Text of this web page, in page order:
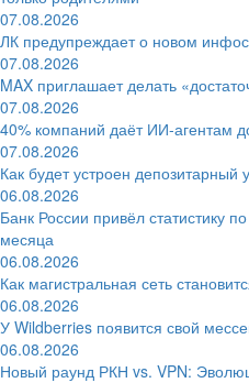
07.08.2026
ЛК предупреждает о новом
07.08.2026
MAX приглашает делать
07.08.2026
40% компаний даёт ИИ‑агентам
07.08.2026
Как будет устроен депозитарный
06.08.2026
Банк России привёл статистику
месяца
06.08.2026
Как магистральная сеть
06.08.2026
У Wildberries появится свой
06.08.2026
Новый раунд РКН vs. VPN: